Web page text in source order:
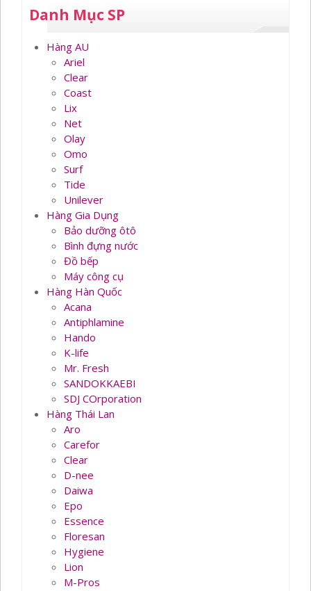
Danh Mục SP
Hàng AU
Ariel
Clear
Coast
Lix
Net
Olay
Omo
Surf
Tide
Unilever
Hàng Gia Dụng
Bảo dưỡng ôtô
Bình đựng nước
Đồ bếp
Máy công cụ
Hàng Hàn Quốc
Acana
Antiphlamine
Hando
K-life
Mr. Fresh
SANDOKKAEBI
SDJ COrporation
Hàng Thái Lan
Aro
Carefor
Clear
D-nee
Daiwa
Epo
Essence
Floresan
Hygiene
Lion
M-Pros